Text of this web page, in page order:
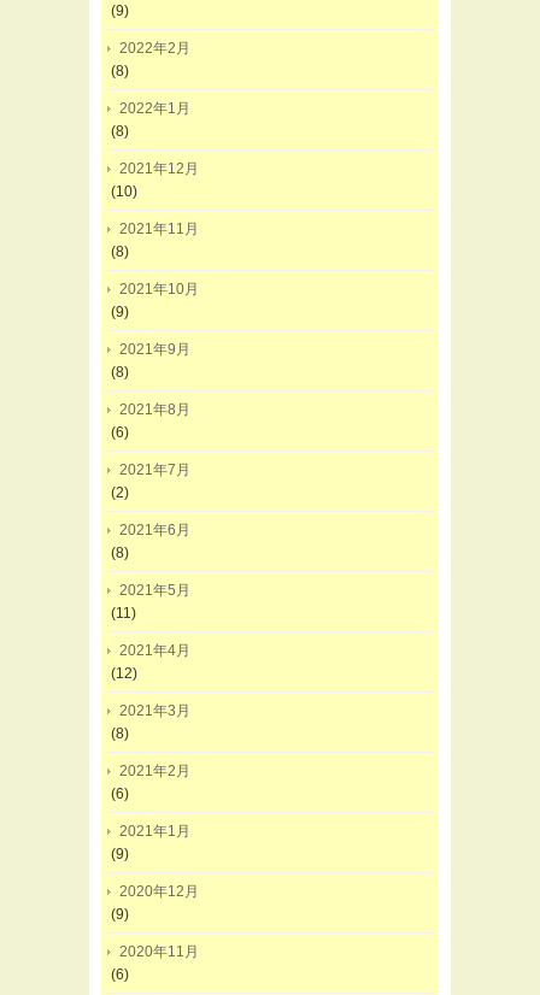
(9)
2022年2月
(8)
2022年1月
(8)
2021年12月
(10)
2021年11月
(8)
2021年10月
(9)
2021年9月
(8)
2021年8月
(6)
2021年7月
(2)
2021年6月
(8)
2021年5月
(11)
2021年4月
(12)
2021年3月
(8)
2021年2月
(6)
2021年1月
(9)
2020年12月
(9)
2020年11月
(6)